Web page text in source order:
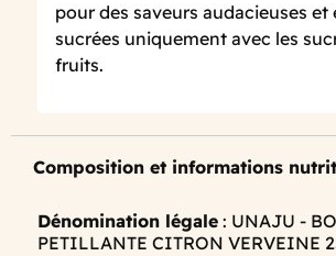
pour des saveurs audacieuses et
sucrées uniquement avec les
fruits.
Composition et informations
Dénomination légale : UNAJU -
PETILLANTE CITRON VERVEINE